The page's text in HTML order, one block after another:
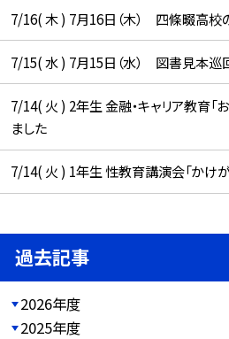
7/16( 木 ) 7月16日（木） 四條畷高校
7/15( 水 ) 7月15日（水） 図書見本巡
7/14( 火 ) 2年生 金融・キャリア教育「
ました
7/14( 火 ) 1年生 性教育講演会「かけ
過去記事
2026年度
2025年度